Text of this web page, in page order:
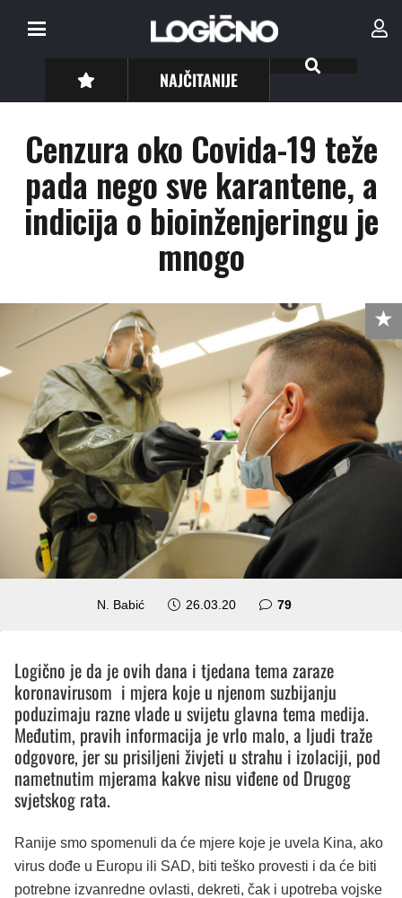
NAJČITANIJE
Cenzura oko Covida-19 teže
pada nego sve karantene, a
indicija o bioinženjeringu je
mnogo
N. Babić 26.03.20 79komentara
Logično je da je ovih dana i tjedana tema zaraze
koronavirusom i mjera koje u njenom suzbijanju
poduzimaju razne vlade u svijetu glavna tema medija.
Međutim, pravih informacija je vrlo malo, a ljudi traže
odgovore, jer su prisiljeni živjeti u strahu i izolaciji, pod
nametnutim mjerama kakve nisu viđene od Drugog
svjetskog rata.
Ranije smo spomenuli da će mjere koje je uvela Kina, ako
virus dođe u Europu ili SAD, biti teško provesti i da će biti
potrebne izvanredne ovlasti, dekreti, čak i upotreba vojske